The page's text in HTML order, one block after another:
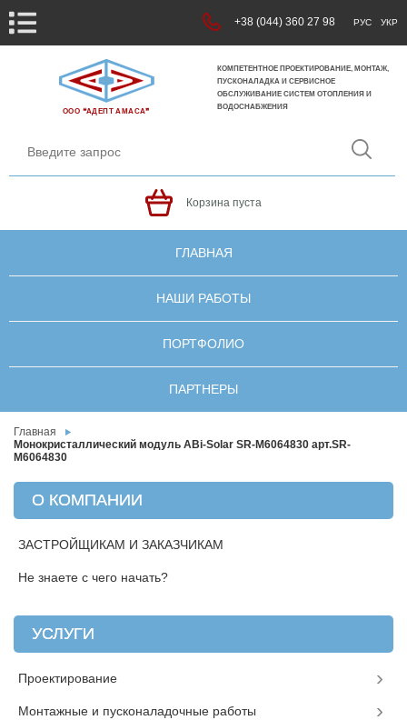
+38 (044) 360 27 98 РУС УКР
ООО ❝АДЕПТ АМАСА❞
КОМПЕТЕНТНОЕ ПРОЕКТИРОВАНИЕ, МОНТАЖ,
ПУСКОНАЛАДКА И СЕРВИСНОЕ
ОБСЛУЖИВАНИЕ СИСТЕМ ОТОПЛЕНИЯ И
ВОДОСНАБЖЕНИЯ
Корзина пуста
ГЛАВНАЯ
НАШИ РАБОТЫ
ПОРТФОЛИО
ПАРТНЕРЫ
Главная
Монокристаллический модуль ABi-Solar SR-М6064830 арт.SR-
М6064830
О КОМПАНИИ
ЗАСТРОЙЩИКАМ И ЗАКАЗЧИКАМ
Не знаете с чего начать?
УСЛУГИ
Проектирование
Монтажные и пусконаладочные работы